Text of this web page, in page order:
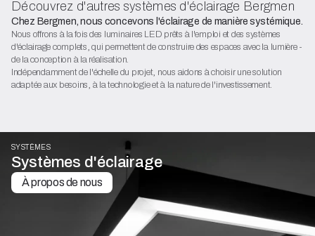
Découvrez d'autres systèmes d'éclairage Bergmen
Chez Bergmen, nous concevons l'éclairage de manière systémique.
Nous offrons à la fois des luminaires LED prêts à l'emploi et des systèmes
d'éclairage complets, qui permettent de construire des espaces avec la lumière -
de la conception à la réalisation.
Indépendamment de l'échelle du projet, nous aidons à choisir une solution
adaptée aux besoins, à la technologie et à la nature de l'investissement.
SYSTÈMES
Systèmes d'éclairage
À propos de nous